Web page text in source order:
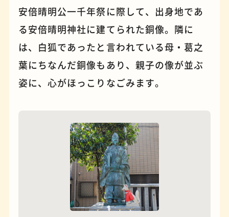
パンケーキ 手芸
蕎麦
安倍晴明公一千年祭に際して、出身地であ
る安倍晴明神社に建てられた銅像。隣に
は、白狐であったと言われている母・葛之
葉にちなんだ銅像もあり、親子の像が並ぶ
姿に、心がほっこりなごみます。